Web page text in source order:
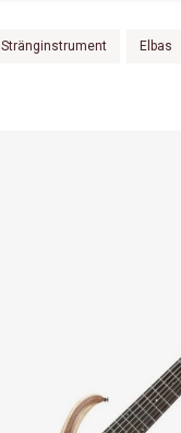
Stränginstrument Elbas